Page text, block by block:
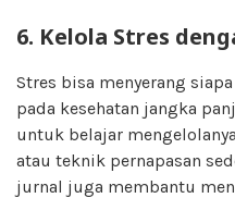
6. Kelola Stres
Stres bisa menyerang
pada kesehatan jangka
untuk belajar
atau teknik pernapasan
jurnal juga membantu